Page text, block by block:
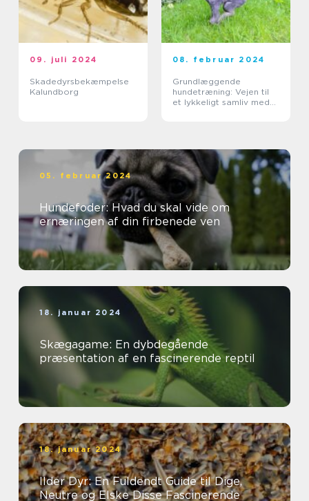
09. juli 2024
Skadedyrsbekæmpelse
Kalundborg
08. februar 2024
Grundlæggende
hundetræning: Vejen til
et lykkeligt samliv med
05. februar 2024
Hundefoder: Hvad du skal vide om
ernæringen af din firbenede ven
18. januar 2024
Skægagame: En dybdegående
præsentation af en fascinerende reptil
18. januar 2024
Ilder Dyr: En Fuldendt Guide til Dige,
Neutre og Elske Disse Fascinerende